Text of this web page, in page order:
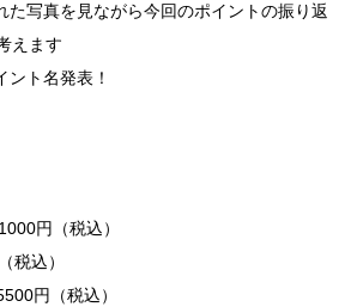
写真を見ながら今回のポイントの振り返
えます
名発表！
円（税込）
税込）
円（税込）